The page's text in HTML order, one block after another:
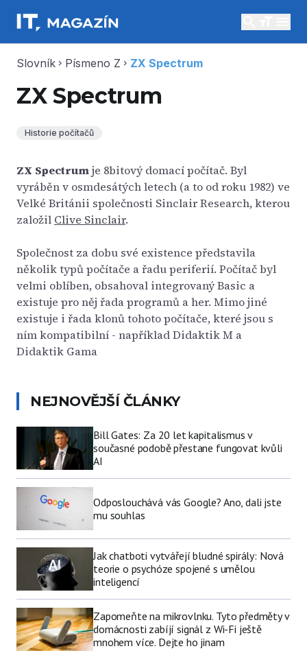
Slovník chevron_right Písmeno Z chevron_right ZX Spectrum
ZX Spectrum
Historie počítačů
ZX Spectrumje 8bitový domací počítač. Byl
vyráběn v osmdesátých letech (a to od roku 1982) ve
Velké Británii společnosti Sinclair Research, kterou
založil Clive Sinclair.
Společnost za dobu své existence představila
několik typů počítače a řadu periferií. Počítač byl
velmi oblíben, obsahoval integrovaný Basic a
existuje pro něj řada programů a her. Mimo jiné
existuje i řada klonů tohoto počítače, které jsou s
ním kompatibilní - například Didaktik M a
Didaktik Gama
NEJNOVĚJŠÍ ČLÁNKY
Bill Gates: Za 20 let kapitalismus v
současné podobě přestane fungovat kvůli
AI
Odposlouchává vás Google? Ano, dali jste
mu souhlas
Jak chatboti vytvářejí bludné spirály: Nová
teorie o psychóze spojené s umělou
inteligencí
Zapomeňte na mikrovlnku. Tyto předměty v
domácnosti zabíjí signál z Wi-Fi ještě
mnohem více. Dejte ho jinam